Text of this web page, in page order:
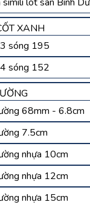
XANH
sóng 195
sóng 152
68mm - 6.8cm
7.5cm
nhựa 10cm
nhựa 12cm
nhựa 15cm